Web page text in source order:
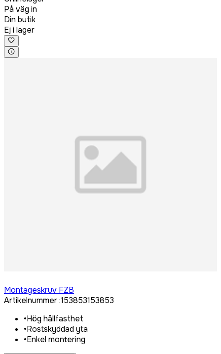
På väg in
Din butik
Ej i lager
Montageskruv FZB
Artikelnummer:153853153853
•Hög hållfasthet
•Rostskyddad yta
•Enkel montering